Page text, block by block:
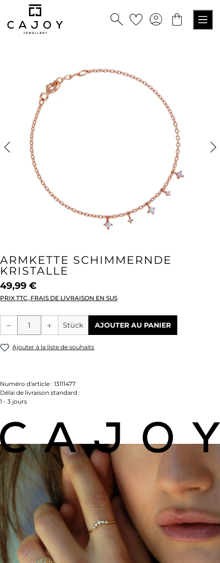
principal
ARMKETTE SCHIMMERNDE
KRISTALLE
49,99 €
PRIX TTC, FRAIS DE LIVRAISON EN SUS
Quantité de produit : Entrez la
Stück AJOUTER AU PANIER
Ajouter à la liste de souhaits
Numéro d'article : 13111477
Délai de livraison standard :
1 - 3 jours